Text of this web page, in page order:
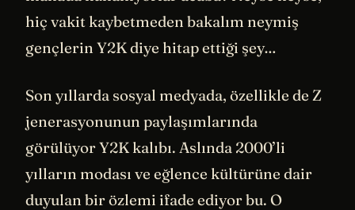
hiç vakit kaybetmeden bakalım neymiş
gençlerin Y2K diye hitap ettiği şey…
Son yıllarda sosyal medyada, özellikle de Z
jenerasyonunun paylaşımlarında
görülüyor Y2K kalıbı. Aslında 2000’li
yılların modası ve eğlence kültürüne dair
duyulan bir özlemi ifade ediyor bu. O